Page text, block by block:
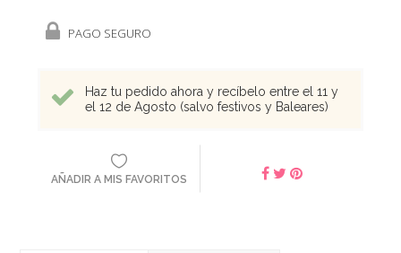
PAGO SEGURO
Haz tu pedido ahora y recíbelo entre el 11 y
el 12 de Agosto (salvo festivos y Baleares)
AÑADIR A MIS FAVORITOS